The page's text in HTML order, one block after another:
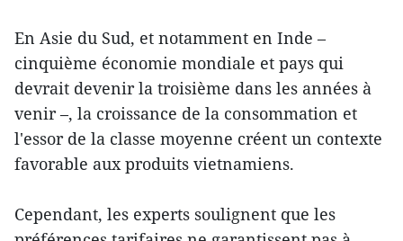
En Asie du Sud, et notamment en Inde –
cinquième économie mondiale et pays qui
devrait devenir la troisième dans les années à
venir –, la croissance de la consommation et
l'essor de la classe moyenne créent un contexte
favorable aux produits vietnamiens.
Cependant, les experts soulignent que les